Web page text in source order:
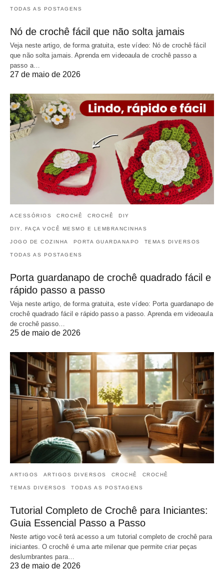
TODAS AS POSTAGENS
Nó de crochê fácil que não solta jamais
Veja neste artigo, de forma gratuita, este vídeo: Nó de crochê fácil
que não solta jamais. Aprenda em videoaula de crochê passo a
passo a…
27 de maio de 2026
ACESSÓRIOS CROCHÊ CROCHÊ DIY
DIY, FAÇA VOCÊ MESMO E LEMBRANCINHAS
JOGO DE COZINHA PORTA GUARDANAPO TEMAS DIVERSOS
TODAS AS POSTAGENS
Porta guardanapo de crochê quadrado fácil e
rápido passo a passo
Veja neste artigo, de forma gratuita, este vídeo: Porta guardanapo de
crochê quadrado fácil e rápido passo a passo. Aprenda em videoaula
de crochê passo…
25 de maio de 2026
ARTIGOS ARTIGOS DIVERSOS CROCHÊ CROCHÊ
TEMAS DIVERSOS TODAS AS POSTAGENS
Tutorial Completo de Crochê para Iniciantes:
Guia Essencial Passo a Passo
Neste artigo você terá acesso a um tutorial completo de crochê para
iniciantes. O crochê é uma arte milenar que permite criar peças
deslumbrantes para…
23 de maio de 2026